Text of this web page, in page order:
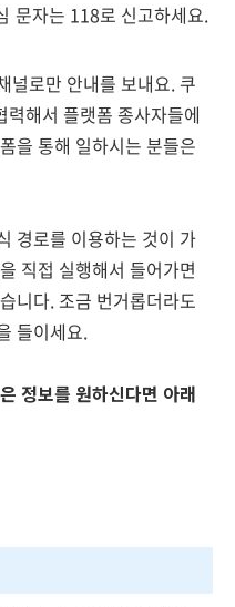
문자는 118로 신고하세요.
널로만 안내를 보내요. 쿠
해서 플랫폼 종사자들에
을 통해 일하시는 분들은
경로를 이용하는 것이 가
직접 실행해서 들어가면
니다. 조금 번거롭더라도
들이세요.
정보를 원하신다면 아래